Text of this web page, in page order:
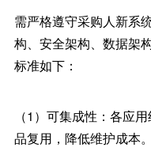
需严格遵守采购人新系
构、安全架构、数据架
标准如下：
（1）可集成性：各应
品复用，降低维护成本。